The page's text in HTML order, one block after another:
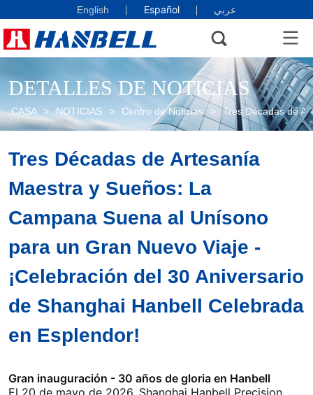
English Español عربي
DETALLES DE NOTICIAS
CASA > NOTICIAS > Centro de Noticias > Tres Décadas de
Tres Décadas de Artesanía
Maestra y Sueños: La
Campana Suena al Unísono
para un Gran Nuevo Viaje -
¡Celebración del 30 Aniversario
de Shanghai Hanbell Celebrada
en Esplendor!